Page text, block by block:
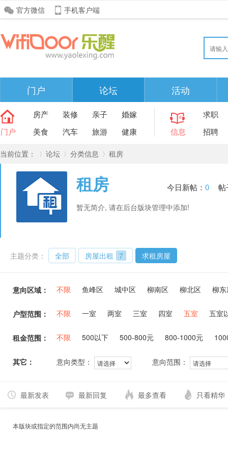
官方微信 手机客户端
门户 论坛 活动
门户
房产 装修 亲子
婚嫁
美食
汽车 旅游 健康 信息
求职
招聘
当前位置：
»
论坛
›
分类信息 租房
租房 今日新帖： 0 帖
暂无简介, 请在后台版块管理中添加!
主题分类： 全部 房屋出租 7 求租房屋
意向区域： 不限 鱼峰区 城中区 柳南区 柳北区 柳
户型范围： 不限 一室 两室 三室 四室 五室 五室
租金范围： 不限 500以下 500-800元 800-1000元
其它： 意向类型： 意向范围：
最新发表 最新回复 最多查看 只看精华
本版块或指定的范围内尚无主题